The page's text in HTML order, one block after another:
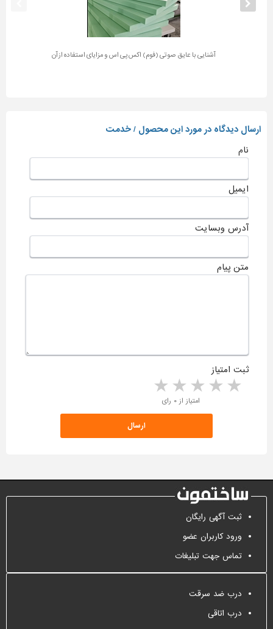
آشنایی با عایق صوتی (فوم) اکس پی اس و مزایای استفاده از آن
ارسال دیدگاه در مورد این محصول / خدمت
نام
ایمیل
آدرس وبسایت
متن پیام
ثبت امتیاز
4 stars 3 stars 2 stars 1 star امتیاز از ۰ رای
ثبت آگهی رایگان
ورود کاربران عضو
تماس جهت تبلیغات
درب ضد سرقت
درب اتاقی